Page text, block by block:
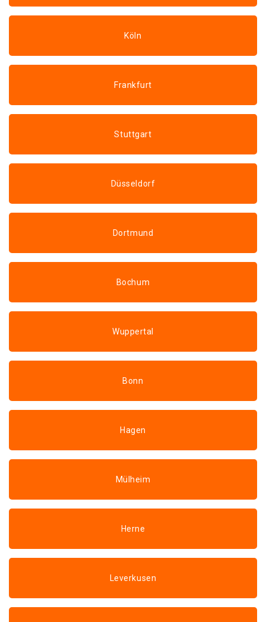
Köln
Frankfurt
Stuttgart
Düsseldorf
Dortmund
Bochum
Wuppertal
Bonn
Hagen
Mülheim
Herne
Leverkusen